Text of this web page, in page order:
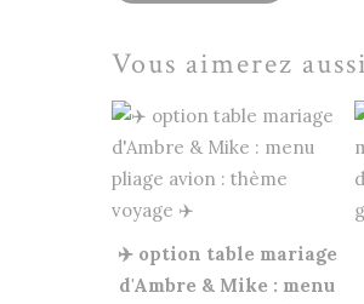
Vous aimerez
✈️ option table mariage
d'Ambre & Mike : menu